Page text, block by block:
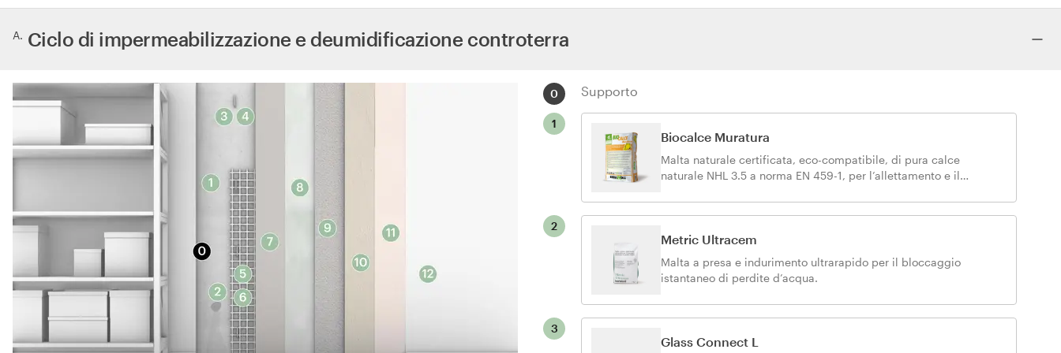
A. ​ Ciclo di impermeabilizzazione e deumidificazione controterra
0 Supporto
1
Biocalce Muratura
Malta naturale certificata, eco-compatibile, di pura calce
naturale NHL 3.5 a norma EN 459-1, per l’allettamento e il
2
Metric Ultracem
Malta a presa e indurimento ultrarapido per il bloccaggio
istantaneo di perdite d’acqua.
3
Glass Connect L